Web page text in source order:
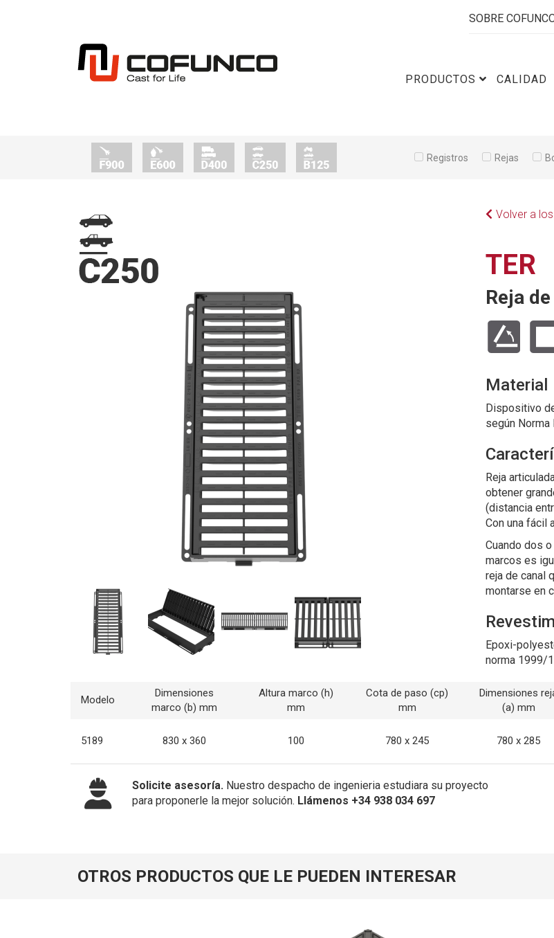
SOBRE
PRODUCTOS CALIDAD
Registros Rejas
Volver a
TER
Reja
Material
Dispositivo
según Norma
Reja
obtener
(distancia
Con una fácil
Cuando dos
marcos es
reja de canal
montarse en
Epoxi-
norma 1999/
Modelo
Dimensiones
marco (b) mm
Altura marco (h)
mm
Cota de paso (cp)
mm
Dimensiones
(a) mm
5189 830 x 360 100 780 x 245 780 x 285
Solicite asesoría. Nuestro despacho de ingenieria estudiara su proyecto
para proponerle la mejor solución. Llámenos +34 938 034 697
OTROS PRODUCTOS QUE LE PUEDEN INTERESAR